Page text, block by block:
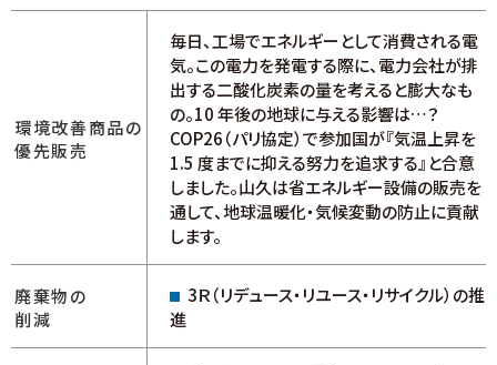
環境改善商品の
優先販売
毎日、工場でエネルギーとして消費される電
気。この電力を発電する際に、電力会社が排
出する二酸化炭素の量を考えると膨大なも
の。10 年後の地球に与える影響は…？
COP26（パリ協定）で参加国が『気温上昇を
1.5 度までに抑える努力を追求する』と合意
しました。山久は省エネルギー設備の販売を
通して、地球温暖化・気候変動の防止に貢献
します。
廃棄物の
削減
3Ｒ（リデュース・リユース・リサイクル）の推
進